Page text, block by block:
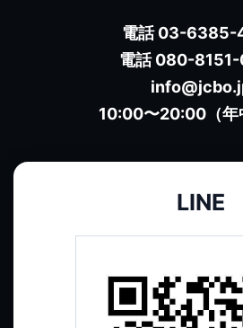
電話 03-6385-
電話 080-
10:00〜20:00（年
LINE